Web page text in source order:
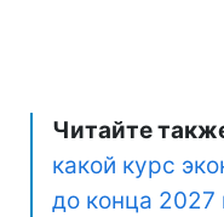
Читайте
какой курс
до конца 2027